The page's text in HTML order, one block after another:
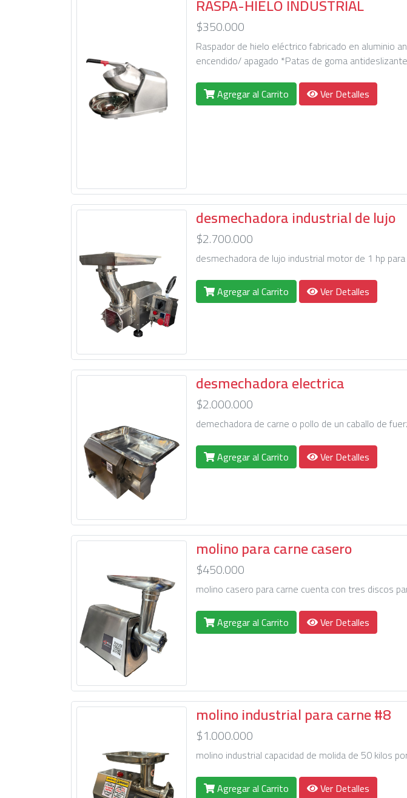
RASPA-HIELO INDUSTRIAL
$350.000
Raspador de hielo eléctrico fabricado en aluminio
encendido/ apagado *Patas de goma
Agregar al Carrito
Ver Detalles
desmechadora industrial de lujo
$2.700.000
desmechadora de lujo industrial motor de 1 hp
Agregar al Carrito
Ver Detalles
desmechadora electrica
$2.000.000
demechadora de carne o pollo de un caballo de
Agregar al Carrito
Ver Detalles
molino para carne casero
$450.000
molino casero para carne cuenta con tres discos
Agregar al Carrito
Ver Detalles
molino industrial para carne #8
$1.000.000
molino industrial capacidad de molida de 50 kilos
Agregar al Carrito
Ver Detalles